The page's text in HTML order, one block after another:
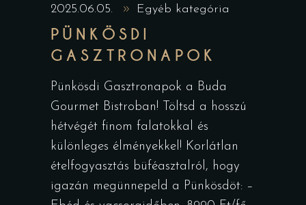
2025.06.05. Egyéb kategória
PÜNKÖSDI
GASZTRONAPOK
Pünkösdi Gasztronapok a Buda
Gourmet Bistroban! Töltsd a hosszú
hétvégét finom falatokkal és
különleges élményekkel! Korlátlan
ételfogyasztás büféasztalról, hogy
igazán megünnepeld a Pünkösdöt: –